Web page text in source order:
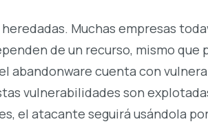
Muchas empresas
de un recurso, mismo que
abandonware cuenta con
vulnerabilidades son
el atacante seguirá usándola